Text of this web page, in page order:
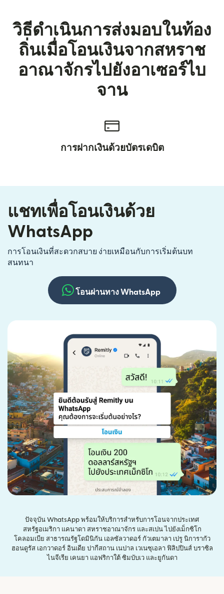
วิธีดำเนินการส่งมอบในท้อง
ถิ่นเมื่อโอนเงินจากสหราช
อาณาจักรไปยังอาเซอร์ไบ
จาน
การฝากเงินด้วยบัตรเดบิต
แชทเพื่อโอนเงินด้วย
WhatsApp
การโอนเงินที่สะดวกสบาย ง่ายเหมือนกับการเริ่มต้นบท
สนทนา
โอนผ่านทาง WhatsApp
ปัจจุบัน WhatsApp พร้อมให้บริการสำหรับการโอนจากประเทศ
สหรัฐอเมริกา แคนาดา สหราชอาณาจักร และสเปน ไปยังเม็กซิโก
โคลอมเบีย สาธารณรัฐโดมินิกัน เอลซัลวาดอร์ กัวเตมาลา เปรู นิการากัว
ฮอนดูรัส เอกวาดอร์ อินเดีย ปากีสถาน เนปาล เวเนซุเอลา ฟิลิปปินส์ บราซิล
ไนจีเรีย เคนยา แอฟริกาใต้ ซิมบับเว และยูกันดา